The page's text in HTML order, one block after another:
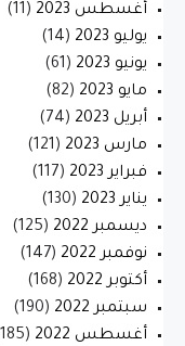
أغسطس 2023
(11)
يوليو 2023
(14)
يونيو 2023
(61)
مايو 2023
(82)
أبريل 2023
(74)
مارس 2023
(121)
فبراير 2023
(117)
يناير 2023
(130)
ديسمبر 2022
(125)
نوفمبر 2022
(147)
أكتوبر 2022
(168)
سبتمبر 2022
(190)
أغسطس 2022
(185)